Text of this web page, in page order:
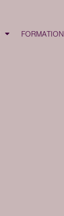
FORMATION